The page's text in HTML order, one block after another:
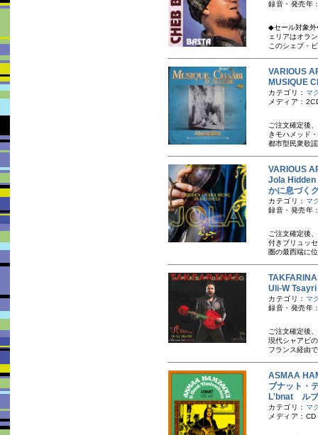
録音・発売年
◆セール対象外
ェリアはオラ
このシェブ・
VARIOUS
MUSIQUE
カテゴリ： マ
メディア：
ご注文確定後
き モハメッド
都市型民衆歌
VARIOUS
Jola
かに息づく
カテゴリ： マ
録音・発売年
ご注文確定後
付き ブリュッ
圏の最西端に
Uli-W
カテゴリ： マ
録音・発売年
ご注文確定後
現代シャアビ
フランス経由
ASMAA
ブナット・
L'bnat ルブ
カテゴリ： マ
メディア：CD